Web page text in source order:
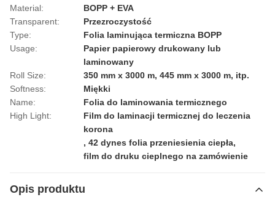
Material:
BOPP + EVA
Transparent:
Przezroczystość
Type:
Folia laminująca termiczna BOPP
Usage:
Papier papierowy drukowany lub
laminowany
Roll Size:
350 mm x 3000 m, 445 mm x 3000 m, itp.
Softness:
Miękki
Name:
Folia do laminowania termicznego
High Light:
Film do laminacji termicznej do leczenia
korona
, 42 dynes folia przeniesienia ciepła,
film do druku cieplnego na zamówienie
Opis produktu